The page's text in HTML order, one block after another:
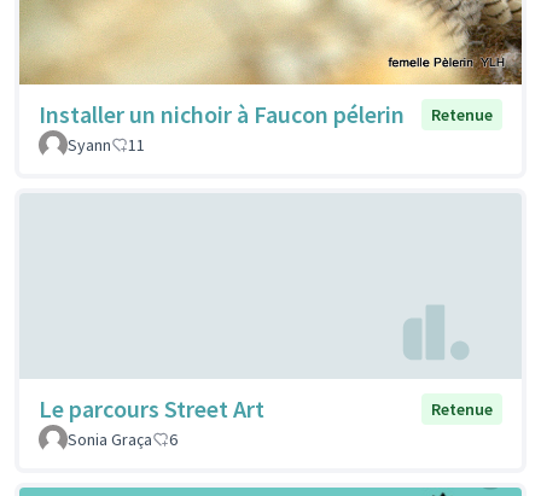
Installer un nichoir à Faucon pélerin
Retenue
Syann
11
Le parcours Street Art
Retenue
Sonia Graça
6